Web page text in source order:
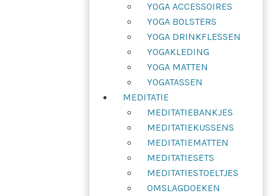
YOGA ACCESSOIRES
YOGA BOLSTERS
YOGA DRINKFLESSEN
YOGAKLEDING
YOGA MATTEN
YOGATASSEN
MEDITATIE
MEDITATIEBANKJES
MEDITATIEKUSSENS
MEDITATIEMATTEN
MEDITATIESETS
MEDITATIESTOELTJES
OMSLAGDOEKEN